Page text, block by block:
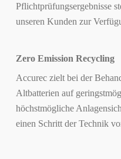
Pflichtprüfungsergebnisse
unseren Kunden zur
Zero Emission Recycling
Accurec zielt bei der
Altbatterien auf
höchstmögliche
einen Schritt der Technik